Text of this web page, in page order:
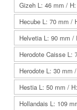
Gizeh L: 46 mm /
Hecube L: 70 mm /
Helvetia L: 90 mm /
Herodote Caisse L:
Herodote L: 30 mm
Hestia L: 50 mm /
Hollandais L: 109